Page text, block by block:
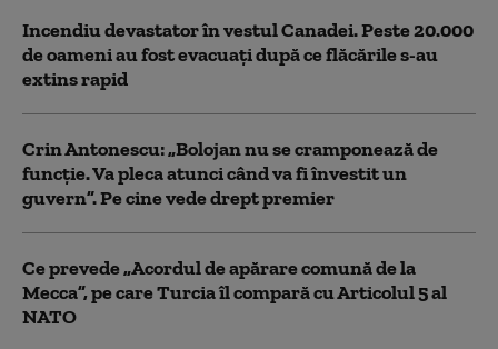
Incendiu devastator în vestul Canadei. Peste 20.000
de oameni au fost evacuați după ce flăcările s-au
extins rapid
Crin Antonescu: „Bolojan nu se cramponează de
funcție. Va pleca atunci când va fi învestit un
guvern”. Pe cine vede drept premier
Ce prevede „Acordul de apărare comună de la
Mecca”, pe care Turcia îl compară cu Articolul 5 al
NATO